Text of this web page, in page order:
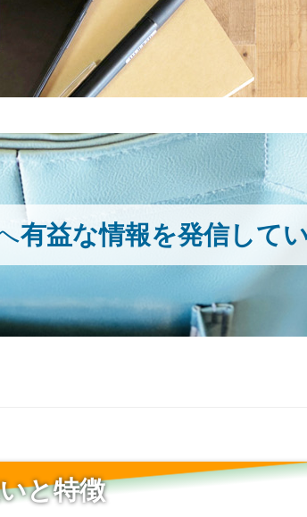
有益な情報を発信して
と特徴